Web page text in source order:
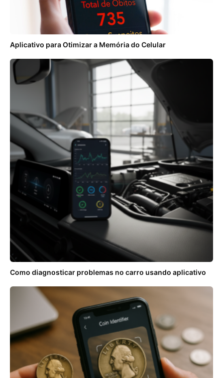
Aplicativo para Otimizar a Memória do Celular
Como diagnosticar problemas no carro usando aplicativo